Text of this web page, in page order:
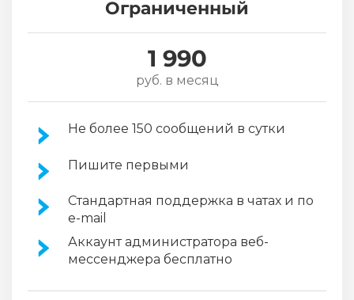
Ограниченный
1 990
руб. в месяц
Не более 150 сообщений в сутки
Пишите первыми
Стандартная поддержка в чатах и по
e-mail
Аккаунт администратора веб-
мессенджера бесплатно